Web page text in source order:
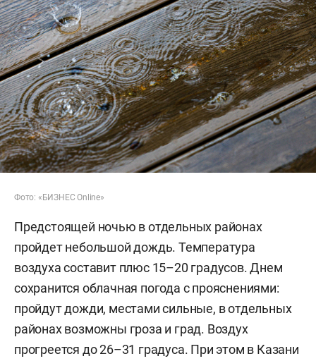
Фото: «БИЗНЕС Online»
Предстоящей ночью в отдельных районах
пройдет небольшой дождь. Температура
воздуха составит плюс 15–20 градусов. Днем
сохранится облачная погода с прояснениями:
пройдут дожди, местами сильные, в отдельных
районах возможны гроза и град. Воздух
прогреется до 26–31 градуса. При этом в Казани